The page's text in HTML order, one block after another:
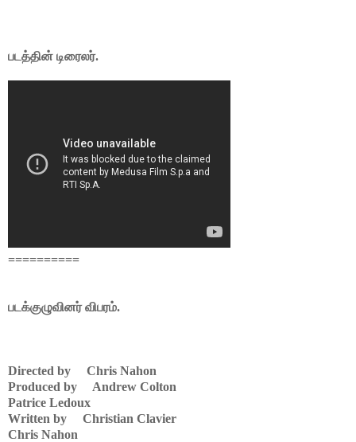
படத்தின் டிரைலர்.
==========
படக்குழுவினர் விபரம்.
Directed by Chris Nahon
Produced by Andrew Colton
Patrice Ledoux
Written by Christian Clavier
Chris Nahon